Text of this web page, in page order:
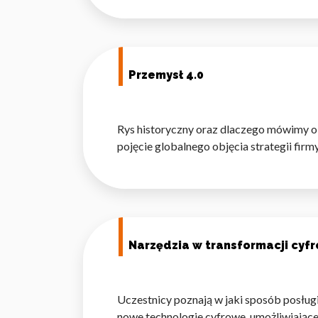
Przemysł 4.0
Rys historyczny oraz dlaczego mówimy
pojęcie globalnego objęcia strategii
Narzędzia w transformacji
Uczestnicy poznają w jaki sposób
z ich usług.
np. preferowany język lub